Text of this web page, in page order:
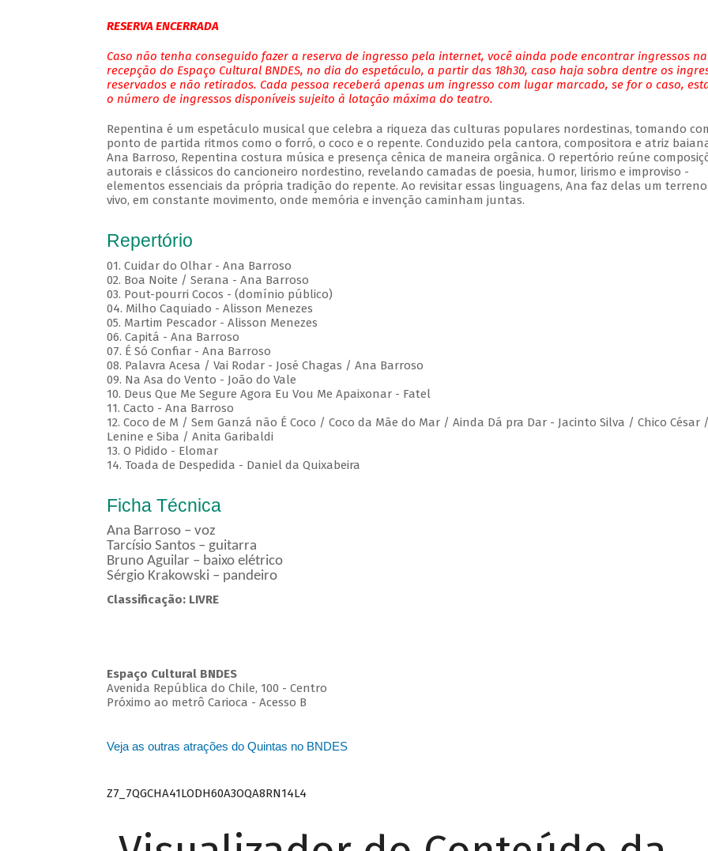
RESERVA ENCERRADA
Caso não tenha conseguido fazer a reserva de ingresso pela internet, você ainda pode encontrar ingressos na
recepção do Espaço Cultural BNDES, no dia do espetáculo, a partir das 18h30, caso haja sobra dentre os
reservados e não retirados. Cada pessoa receberá apenas um ingresso com lugar marcado, se for o caso,
o número de ingressos disponíveis sujeito à lotação máxima do teatro.
Repentina é um espetáculo musical que celebra a riqueza das culturas populares nordestinas, tomando
ponto de partida ritmos como o forró, o coco e o repente. Conduzido pela cantora, compositora e atriz
Ana Barroso, Repentina costura música e presença cênica de maneira orgânica. O repertório reúne
autorais e clássicos do cancioneiro nordestino, revelando camadas de poesia, humor, lirismo e improviso -
elementos essenciais da própria tradição do repente. Ao revisitar essas linguagens, Ana faz delas um terreno
vivo, em constante movimento, onde memória e invenção caminham juntas.
Repertório
01. Cuidar do Olhar - Ana Barroso
02. Boa Noite / Serana - Ana Barroso
03. Pout-pourri Cocos - (domínio público)
04. Milho Caquiado - Alisson Menezes
05. Martim Pescador - Alisson Menezes
06. Capitá - Ana Barroso
07. É Só Confiar - Ana Barroso
08. Palavra Acesa / Vai Rodar - José Chagas / Ana Barroso
09. Na Asa do Vento - João do Vale
10. Deus Que Me Segure Agora Eu Vou Me Apaixonar - Fatel
11. Cacto - Ana Barroso
12. Coco de M / Sem Ganzá não É Coco / Coco da Mãe do Mar / Ainda Dá pra Dar - Jacinto Silva / Chico César /
Lenine e Siba / Anita Garibaldi
13. O Pidido - Elomar
14. Toada de Despedida - Daniel da Quixabeira
Ficha Técnica
Ana Barroso – voz
Tarcísio Santos – guitarra
Bruno Aguilar – baixo elétrico
Sérgio Krakowski – pandeiro
Classificação: LIVRE
Espaço Cultural BNDES
Avenida República do Chile, 100 - Centro
Próximo ao metrô Carioca - Acesso B
Veja as outras atrações do Quintas no BNDES
Z7_7QGCHA41LODH60A3OQA8RN14L4